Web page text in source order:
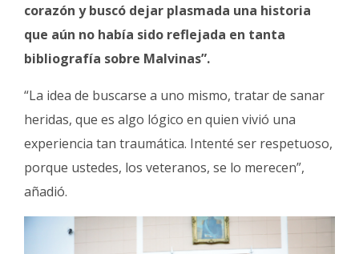
corazón y buscó dejar plasmada una historia
que aún no había sido reflejada en tanta
bibliografía sobre Malvinas”.
“La idea de buscarse a uno mismo, tratar de sanar
heridas, que es algo lógico en quien vivió una
experiencia tan traumática. Intenté ser respetuoso,
porque ustedes, los veteranos, se lo merecen”,
añadió.